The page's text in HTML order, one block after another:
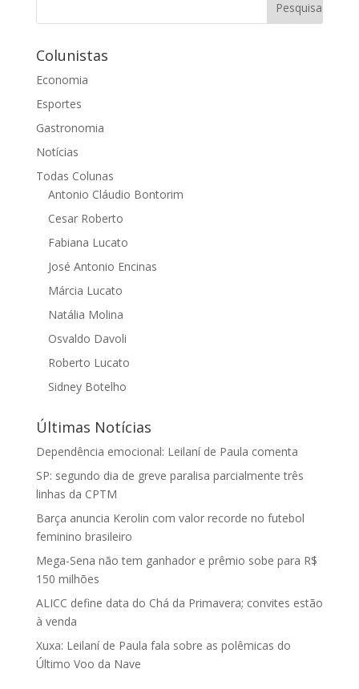
Colunistas
Economia
Esportes
Gastronomia
Notícias
Todas Colunas
Antonio Cláudio Bontorim
Cesar Roberto
Fabiana Lucato
José Antonio Encinas
Márcia Lucato
Natália Molina
Osvaldo Davoli
Roberto Lucato
Sidney Botelho
Últimas Notícias
Dependência emocional: Leilaní de Paula comenta
SP: segundo dia de greve paralisa parcialmente três
linhas da CPTM
Barça anuncia Kerolin com valor recorde no futebol
feminino brasileiro
Mega-Sena não tem ganhador e prêmio sobe para R$
150 milhões
ALICC define data do Chá da Primavera; convites estão
à venda
Xuxa: Leilaní de Paula fala sobre as polêmicas do
Último Voo da Nave